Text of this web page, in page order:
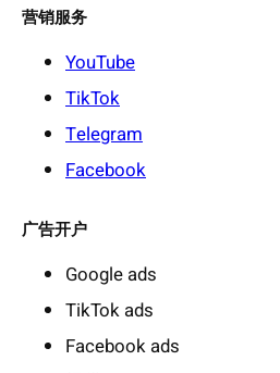
营销服务
YouTube
TikTok
Telegram
Facebook
广告开户
Google ads
TikTok ads
Facebook ads